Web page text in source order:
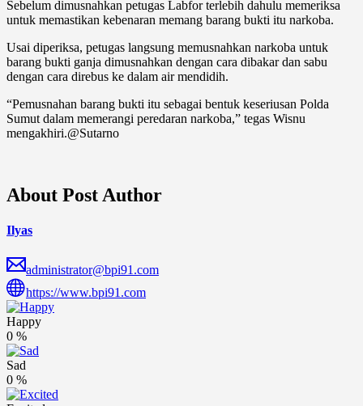
Sebelum dimusnahkan petugas Labfor terlebih dahulu memeriksa
untuk memastikan kebenaran memang barang bukti itu narkoba.
Usai diperiksa, petugas langsung memusnahkan narkoba untuk
barang bukti ganja dimusnahkan dengan cara dibakar dan sabu
dengan cara direbus ke dalam air mendidih.
“Pemusnahan barang bukti itu sebagai bentuk keseriusan Polda
Sumut dalam memerangi peredaran narkoba,” tegas Wisnu
mengakhiri.@Sutarno
About Post Author
Ilyas
administrator@bpi91.com
https://www.bpi91.com
Happy
0 %
Sad
0 %